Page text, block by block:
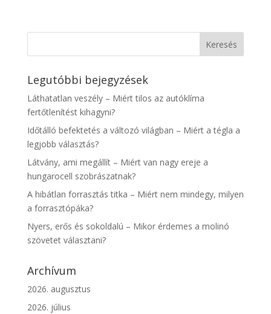
Legutóbbi bejegyzések
Láthatatlan veszély – Miért tilos az autóklíma
fertőtlenítést kihagyni?
Időtálló befektetés a változó világban – Miért a tégla a
legjobb választás?
Látvány, ami megállít – Miért van nagy ereje a
hungarocell szobrászatnak?
A hibátlan forrasztás titka – Miért nem mindegy, milyen
a forrasztópáka?
Nyers, erős és sokoldalú – Mikor érdemes a molinó
szövetet választani?
Archívum
2026. augusztus
2026. július